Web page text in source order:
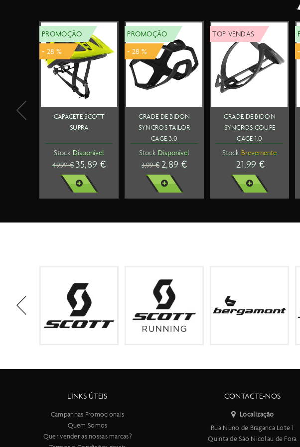
TOP VENDAS
LANTERNA CATEYE
Disponível
34,99 €
TOP VENDAS
SAPATOS SCOTT MTB
COMP BOA
Stock Disponível
119,99 €
TOP VENDAS
KIT BIDON +
GRADE DE BIDON
SYNCROS
ESSENTIALS
SBCO-01 550ML
Stock Disponível
10,99 €
VER MAIS
TOP VENDAS
LANTERNA
CATEYE AMPP500
FRENTE
Stock Disponível
39,99 €
VER MAIS
LINKS ÚTEIS
Campanhas Promocionais
Quem Somos
Quer vender as nossas marcas?
CONTACTE-NOS
Localização
Rua Nuno de Braganca Lote 1
Quinta de São Nicolau de Fora